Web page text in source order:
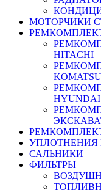
МОТОРЧИКИ
HITACHI
KOMATSU
HYUNDAI
САЛЬНИКИ
ФИЛЬТРЫ